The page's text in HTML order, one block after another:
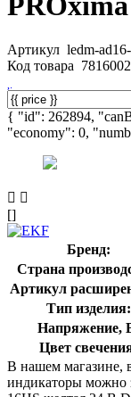
Артикул ledm-
Код товара 7816002
{ "id": 262894,
"economy": 0,
[]
Бренд:
Страна
Артикул
Тип изделия:
Напряжение,
Цвет
В нашем магазине,
индикаторы можно